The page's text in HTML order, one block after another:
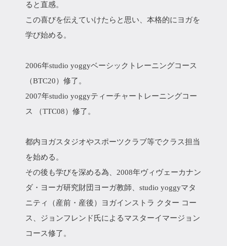
ると直感。
この喜びを伝えていけたらと思い、本格的にヨガを
学び始める。
2006年studio yoggyベーシックトレーニングコース
（BTC20）修了。
2007年studio yoggyティーチャートレーニングコー
ス （TTC08）修了。
都内ヨガスタジオやスポーツクラブ等でクラス担当
を始める。
その後も学びを深める為、2008年ヴィヴェーカナン
ダ・ヨーガ研究財団ヨーガ教師、studio yoggyマタ
ニティ（産前・産後）ヨガインストラ クター コー
ス、ジョンフレンド氏によるマスターイマージョン
コース修了。